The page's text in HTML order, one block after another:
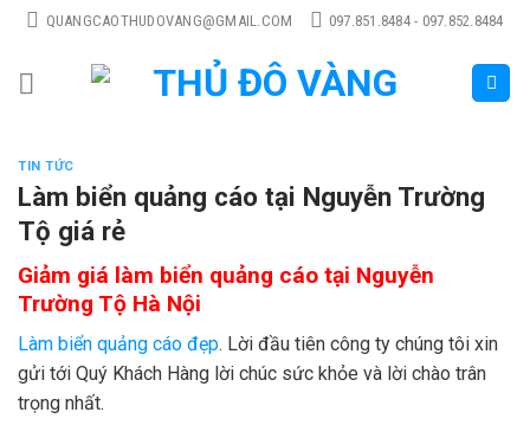
Skip
content
QUANGCAOTHUDOVANG@GMAIL.COM 097.851.8484 - 097.852.8484
TIN TỨC
Làm biển quảng cáo tại Nguyễn Trường
Tộ giá rẻ
Giảm giá làm biển quảng cáo tại Nguyễn
Trường Tộ Hà Nội
Làm biển quảng cáo đẹp. Lời đầu tiên công ty chúng tôi xin
gửi tới Quý Khách Hàng lời chúc sức khỏe và lời chào trân
trọng nhất.